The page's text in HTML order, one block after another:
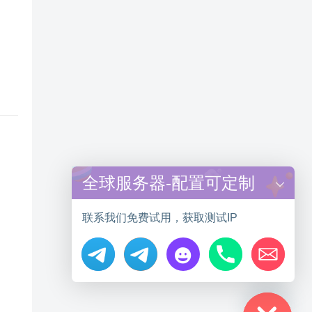
Hide chaty
全球服务器-配置可定制
联系我们免费试用，获取测试IP